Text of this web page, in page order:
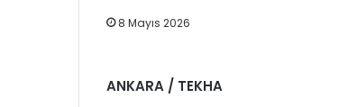
8 Mayıs 2026
ANKARA / TEKHA